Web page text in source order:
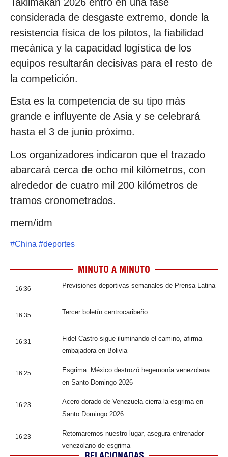
considerada de desgaste extremo, donde la
resistencia física de los pilotos, la fiabilidad
mecánica y la capacidad logística de los
equipos resultarán decisivas para el resto de
la competición.
Esta es la competencia de su tipo más
grande e influyente de Asia y se celebrará
hasta el 3 de junio próximo.
Los organizadores indicaron que el trazado
abarcará cerca de ocho mil kilómetros, con
alrededor de cuatro mil 200 kilómetros de
tramos cronometrados.
mem/idm
#China #deportes
MINUTO A MINUTO
16:36 Previsiones deportivas semanales de Prensa Latina
16:35 Tercer boletín centrocaribeño
16:31
Fidel Castro sigue iluminando el camino, afirma
embajadora en Bolivia
16:25
Esgrima: México destrozó hegemonía venezolana
en Santo Domingo 2026
16:23
Acero dorado de Venezuela cierra la esgrima en
Santo Domingo 2026
16:23
Retomaremos nuestro lugar, asegura entrenador
venezolano de esgrima